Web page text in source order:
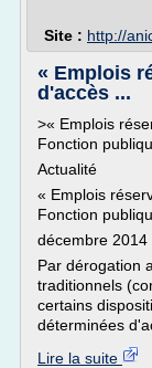
Site : http://
« Emplois
d'accès ...
>« Emplois
Fonction
Actualité
« Emplois
Fonction
décembre 2014
Par dérogation
traditionnels
certains
déterminées
Lire la suite